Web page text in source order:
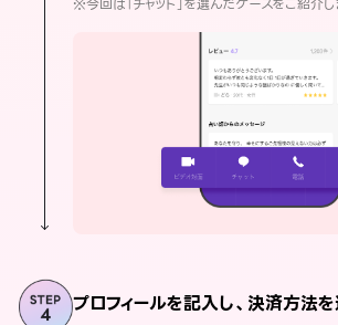
プロフィールを記入し、決済方法